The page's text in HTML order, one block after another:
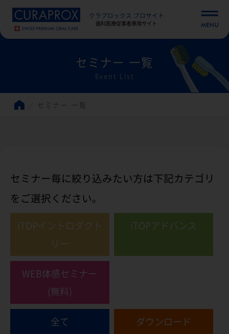
クラプロックス プロサイト
歯科医療従事者専用サイト
セミナー 一覧
Event List
セミナー 一覧
セミナー毎に絞り込みたい方は下記カテゴリ
をご選択ください。
iTOPイントロダクト
リー
iTOPアドバンス
WEB体感セミナー
(無料)
全て ダウンロード